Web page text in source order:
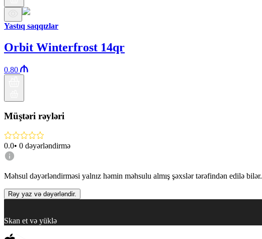
Yastıq saqqızlar
Orbit Winterfrost 14qr
0.80
Müştəri rəyləri
0.0• 0 dəyərləndirmə
Məhsul dəyərləndirməsi yalnız həmin məhsulu almış şəxslər tərəfindən edilə bilər.
Rəy yaz və dəyərləndir.
Skan et və yüklə